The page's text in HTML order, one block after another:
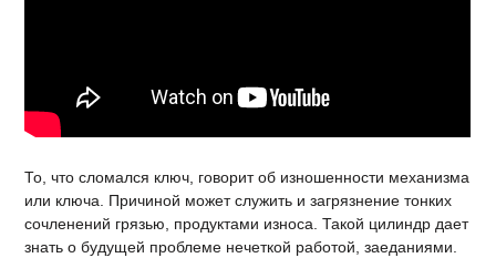
То, что сломался ключ, говорит об изношенности механизма
или ключа. Причиной может служить и загрязнение тонких
сочленений грязью, продуктами износа. Такой цилиндр дает
знать о будущей проблеме нечеткой работой, заеданиями.